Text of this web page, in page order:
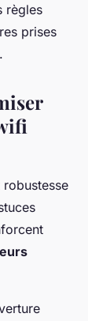
règles
prises
.
robustesse